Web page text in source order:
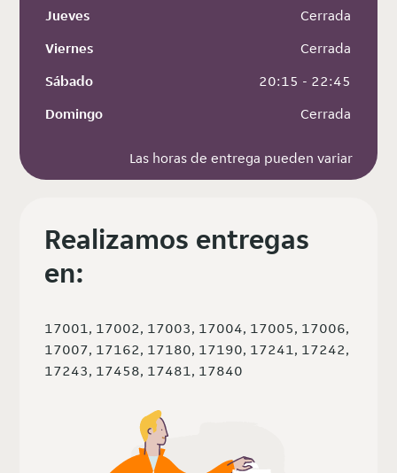
Jueves
Cerrada
Viernes
Cerrada
Sábado
20:15 - 22:45
Domingo
Cerrada
Las horas de entrega pueden variar
Realizamos entregas
en:
17001, 17002, 17003, 17004, 17005, 17006,
17007, 17162, 17180, 17190, 17241, 17242,
17243, 17458, 17481, 17840